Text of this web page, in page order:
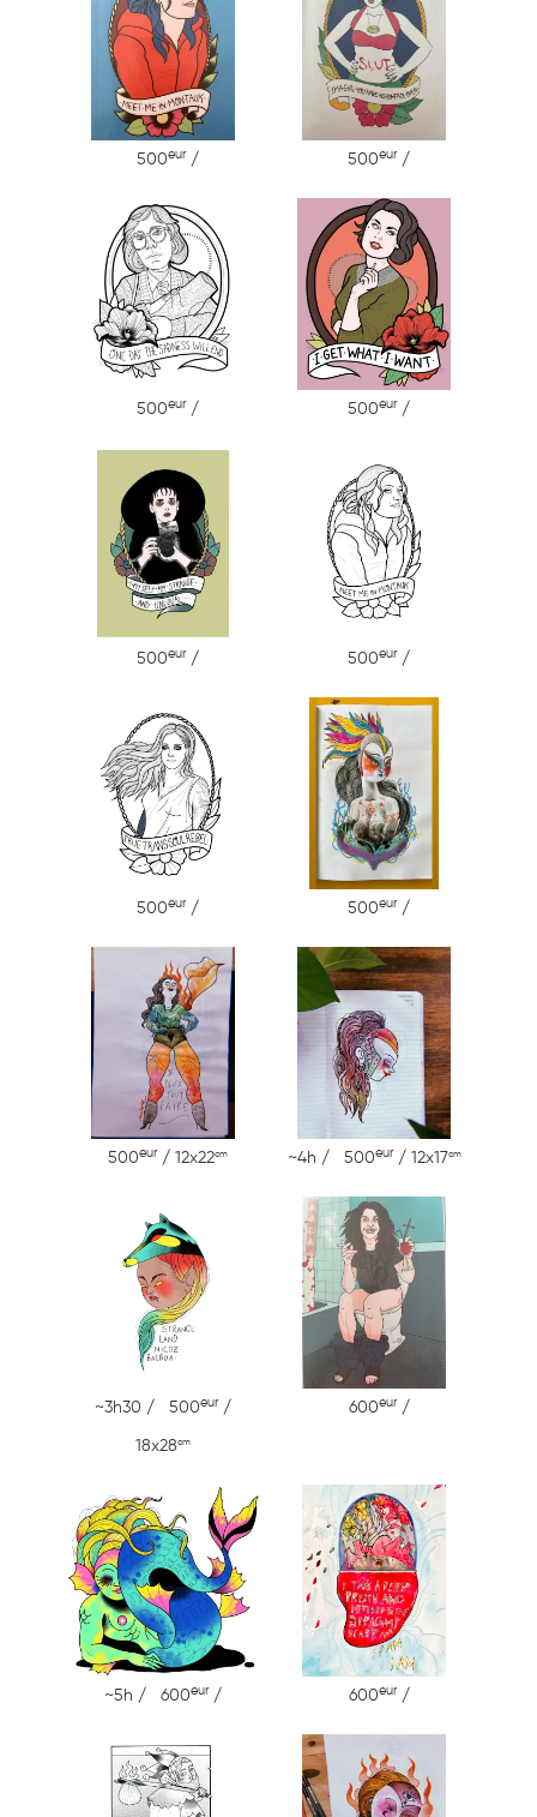
500eur / 500eur /
500eur / 500eur /
500eur / 500eur /
500eur / 500eur /
500eur / 12x22cm ~4h / 500eur / 12x17cm
~3h30 / 500eur /
18x28cm
600eur /
~5h / 600eur / 600eur /